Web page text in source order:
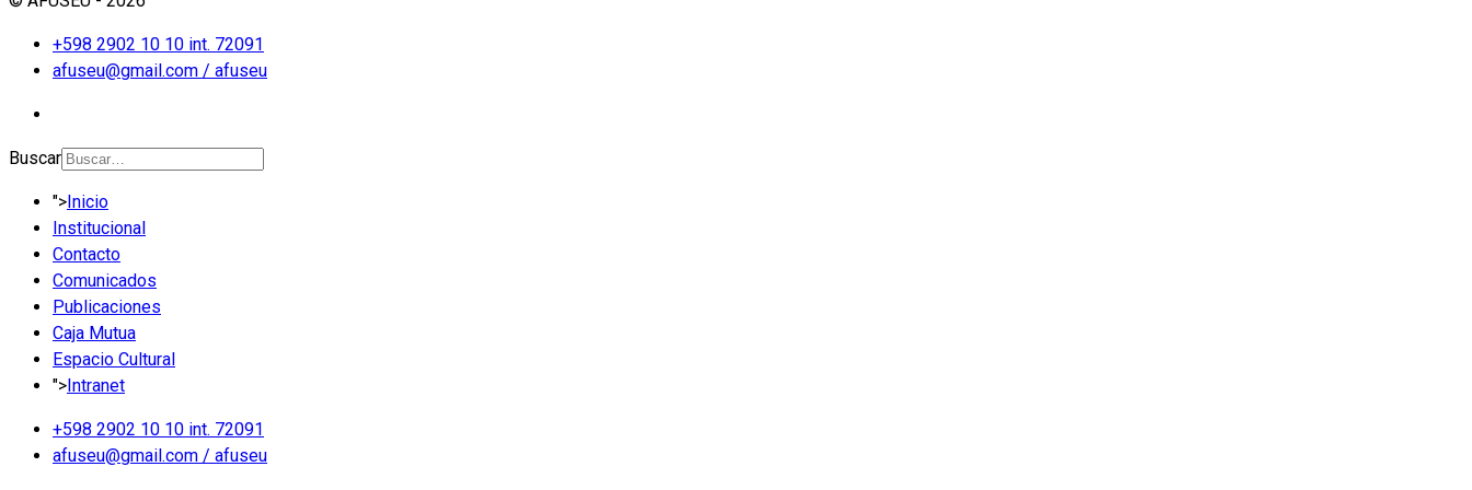
+598 2902 10 10 int. 72091
afuseu@gmail.com / afuseu
Buscar
">Inicio
Institucional
Contacto
Comunicados
Publicaciones
Caja Mutua
Espacio Cultural
">Intranet
+598 2902 10 10 int. 72091
afuseu@gmail.com / afuseu